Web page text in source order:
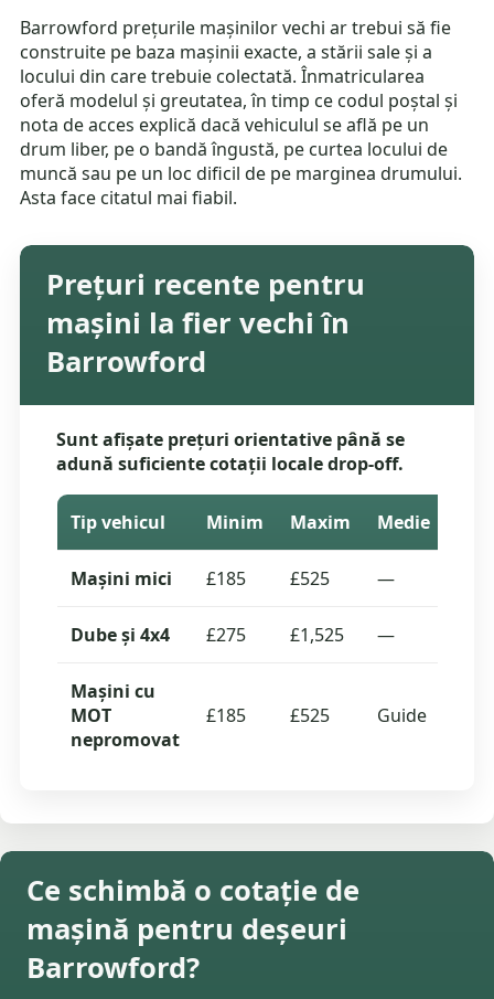
Barrowford prețurile mașinilor vechi ar trebui să fie
construite pe baza mașinii exacte, a stării sale și a
locului din care trebuie colectată. Înmatricularea
oferă modelul și greutatea, în timp ce codul poștal și
nota de acces explică dacă vehiculul se află pe un
drum liber, pe o bandă îngustă, pe curtea locului de
muncă sau pe un loc dificil de pe marginea drumului.
Asta face citatul mai fiabil.
Prețuri recente pentru
mașini la fier vechi în
Barrowford
Sunt afișate prețuri orientative până se
adună suficiente cotații locale drop-off.
Tip vehicul Minim Maxim Medie
Mașini mici £185 £525 —
Dube și 4x4 £275 £1,525 —
Mașini cu
MOT
nepromovat
£185 £525 Guide
Ce schimbă o cotație de
mașină pentru deșeuri
Barrowford?